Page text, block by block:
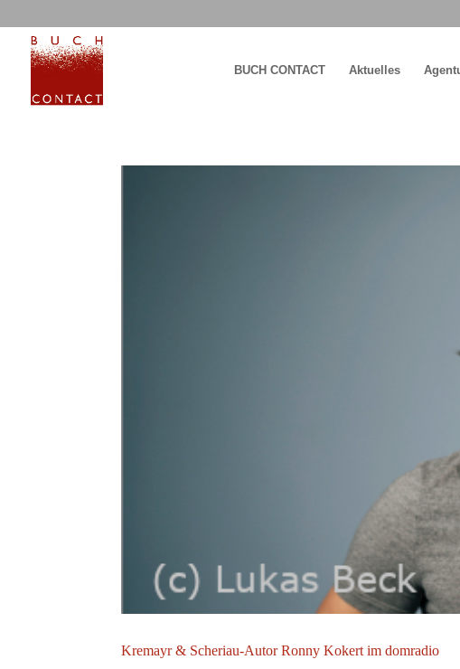
BUCH CONTACT Aktuelles
Kremayr & Scheriau-Autor Ronny Kokert im domradio